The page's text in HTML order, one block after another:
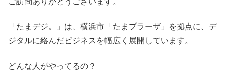
「たまデジ。」は、横浜市「たまプラーザ」を拠点に、デ
ジタルに絡んだビジネスを幅広く展開しています。
どんな人がやってるの？